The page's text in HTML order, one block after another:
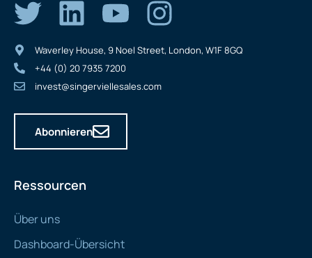
Ressourcen
Über uns
Dashboard-Übersicht
Waverley House, 9 Noel Street, London, W1F 8GQ
+44 (0) 20 7935 7200
invest@singerviellesales.com
Abonnieren